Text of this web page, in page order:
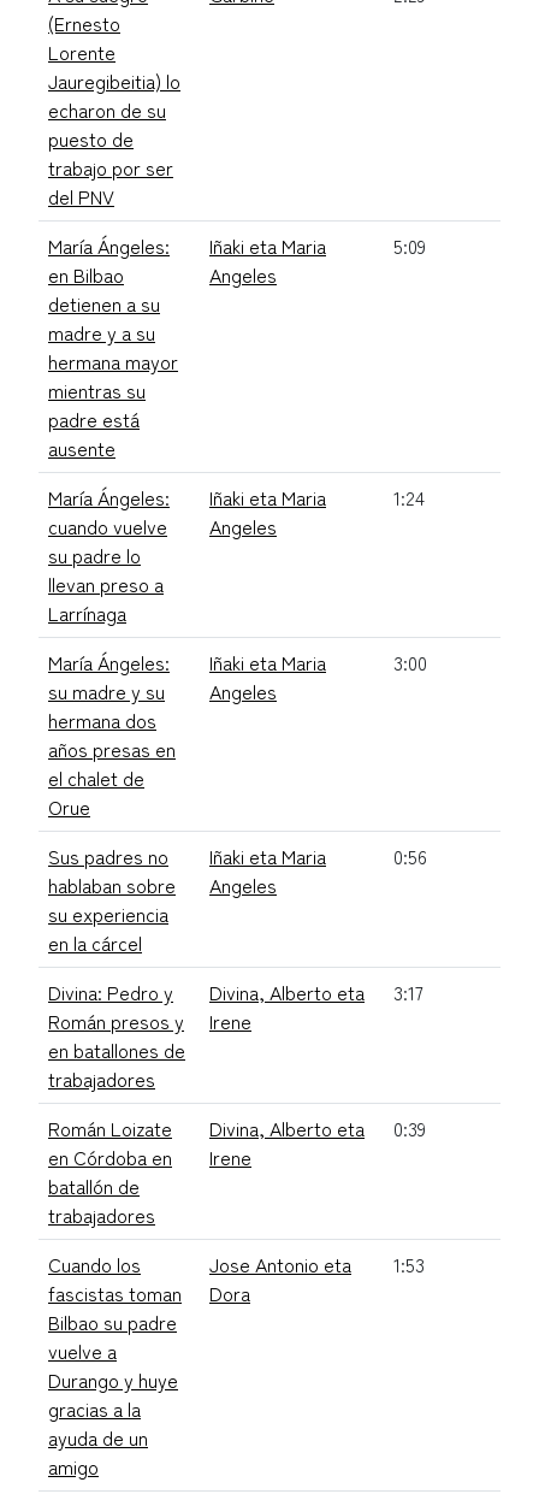
(Ernesto
Lorente
Jauregibeitia) lo
echaron de su
puesto de
trabajo por ser
del PNV
María Ángeles:
en Bilbao
detienen a su
madre y a su
hermana mayor
mientras su
padre está
ausente
Iñaki eta Maria
Angeles
5:09
María Ángeles:
cuando vuelve
su padre lo
llevan preso a
Larrínaga
Iñaki eta Maria
Angeles
1:24
María Ángeles:
su madre y su
hermana dos
años presas en
el chalet de
Orue
Iñaki eta Maria
Angeles
3:00
Sus padres no
hablaban sobre
su experiencia
en la cárcel
Iñaki eta Maria
Angeles
0:56
Divina: Pedro y
Román presos y
en batallones de
trabajadores
Divina, Alberto eta
Irene
3:17
Román Loizate
en Córdoba en
batallón de
trabajadores
Divina, Alberto eta
Irene
0:39
Cuando los
fascistas toman
Bilbao su padre
vuelve a
Durango y huye
gracias a la
ayuda de un
amigo
Jose Antonio eta
Dora
1:53